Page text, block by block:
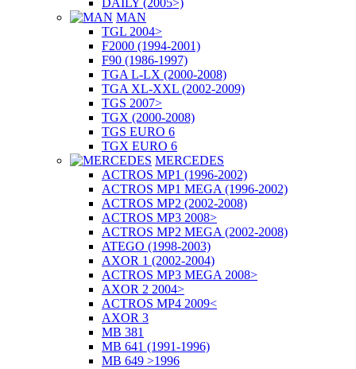
DAILY (2005>)
MAN
TGL 2004>
F2000 (1994-2001)
F90 (1986-1997)
TGA L-LX (2000-2008)
TGA XL-XXL (2002-2009)
TGS 2007>
TGX (2000-2008)
TGS EURO 6
TGX EURO 6
MERCEDES
ACTROS MP1 (1996-2002)
ACTROS MP1 MEGA (1996-2002)
ACTROS MP2 (2002-2008)
ACTROS MP3 2008>
ACTROS MP2 MEGA (2002-2008)
ATEGO (1998-2003)
AXOR 1 (2002-2004)
ACTROS MP3 MEGA 2008>
AXOR 2 2004>
ACTROS MP4 2009<
AXOR 3
MB 381
MB 641 (1991-1996)
MB 649 >1996